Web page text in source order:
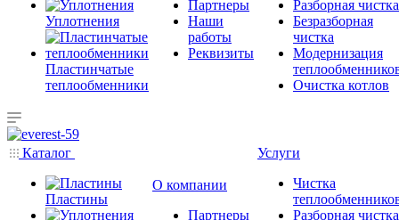
Уплотнения
Пластинчатые
теплообменники
Партнеры
Наши
работы
Реквизиты
Разборная чистка
Безразборная
чистка
Модернизация
Очистка котлов
Каталог
Пластины
О компании
Партнеры
Услуги
Чистка
Разборная чистка